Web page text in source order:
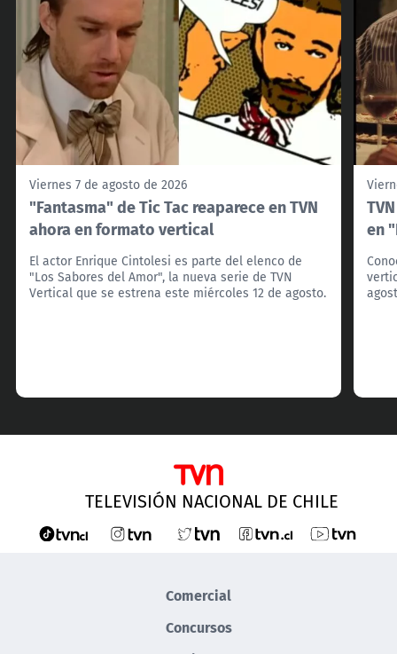
Viernes 7 de agosto de 2026
"Fantasma" de Tic Tac reaparece en TVN
ahora en formato vertical
El actor Enrique Cintolesi es parte del elenco de
"Los Sabores del Amor", la nueva serie de TVN
Vertical que se estrena este miércoles 12 de agosto.
en
TELEVISIÓN NACIONAL DE CHILE
Comercial
Concursos